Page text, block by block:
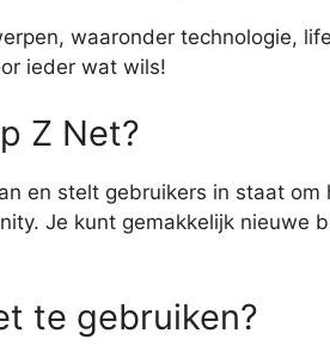
waaronder technologie,
ieder wat wils!
Z Net?
en stelt gebruikers in staat om
Je kunt gemakkelijk nieuwe
te gebruiken?